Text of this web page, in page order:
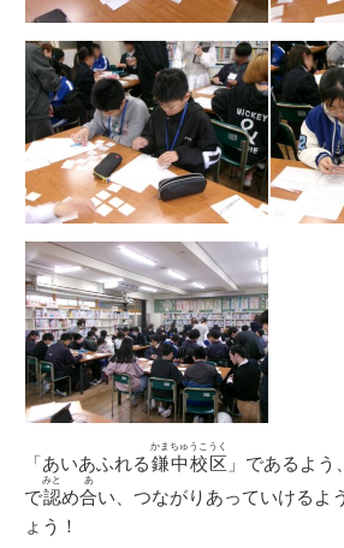
「あいあふれる鎌中校区
かまちゅうこうく
」であるよう
で認
みと
め合
あ
い、つながりあっていけるよう
ょう！